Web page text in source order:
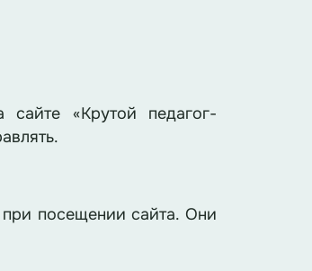
«Крутой педагог-
при посещении сайта. Они